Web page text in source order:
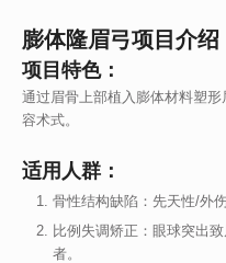
膨体隆眉弓项目介绍
项目特色：
通过眉骨上部植入膨体材料塑
容术式。
适用人群：
骨性结构缺陷：先天性/外
比例失调矫正：眼球突出
者。